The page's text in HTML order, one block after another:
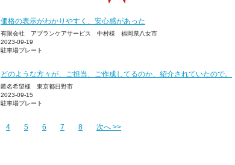
価格の表示がわかりやすく、安心感があった
有限会社 アプランケアサービス 中村様 福岡県八女市
2023-09-19
駐車場プレート
どのような方々が、ご担当、ご作成してるのか、紹介されていたので。
匿名希望様 東京都日野市
2023-09-15
駐車場プレート
4 5 6 7 8 次へ >>